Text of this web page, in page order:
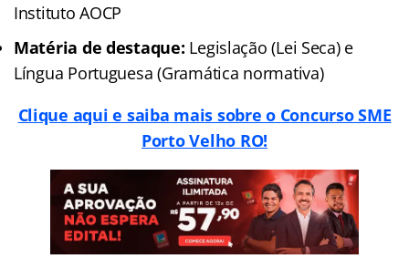
Instituto AOCP
Matéria de destaque: Legislação (Lei Seca) e
Língua Portuguesa (Gramática normativa)
Clique aqui e saiba mais sobre o Concurso SME
Porto Velho RO!